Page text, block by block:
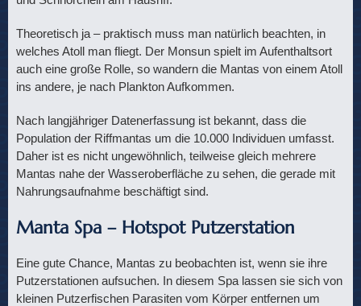
Theoretisch ja – praktisch muss man natürlich beachten, in
welches Atoll man fliegt. Der Monsun spielt im Aufenthaltsort
auch eine große Rolle, so wandern die Mantas von einem Atoll
ins andere, je nach Plankton Aufkommen.
Nach langjähriger Datenerfassung ist bekannt, dass die
Population der Riffmantas um die 10.000 Individuen umfasst.
Daher ist es nicht ungewöhnlich, teilweise gleich mehrere
Mantas nahe der Wasseroberfläche zu sehen, die gerade mit
Nahrungsaufnahme beschäftigt sind.
Manta Spa – Hotspot Putzerstation
Eine gute Chance, Mantas zu beobachten ist, wenn sie ihre
Putzerstationen aufsuchen. In diesem Spa lassen sie sich von
kleinen Putzerfischen Parasiten vom Körper entfernen um